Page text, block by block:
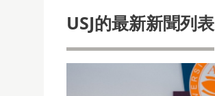
USJ的最新新聞列表